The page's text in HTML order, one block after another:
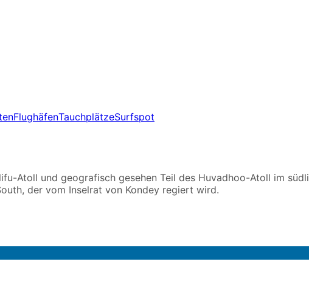
FlughäfenTauchplätzeSurfspot
Atoll und geografisch gesehen Teil des Huvadhoo-Atoll im
der vom Inselrat von Kondey regiert wird.